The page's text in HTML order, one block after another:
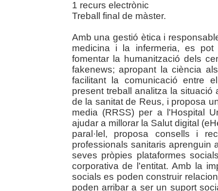
1 recurs electrònic
Treball final de màster.
Amb una gestió ètica i
medicina i la infermeria, es
fomentar la humanització dels
fakenews; apropant la ciència
facilitant la comunicació entre
present treball analitza la
de la sanitat de Reus, i proposa
media (RRSS) per a l'Hospital
ajudar a millorar la Salut digital
paral·lel, proposa consells i
professionals sanitaris aprenguin
seves pròpies plataformes
corporativa de l'entitat. Amb la
socials es poden construir
poden arribar a ser un suport